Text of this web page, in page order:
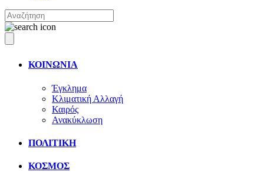
ΚΟΙΝΩΝΙΑ
Έγκλημα
Κλιματική Αλλαγή
Καιρός
Ανακύκλωση
ΠΟΛΙΤΙΚΗ
ΚΟΣΜΟΣ